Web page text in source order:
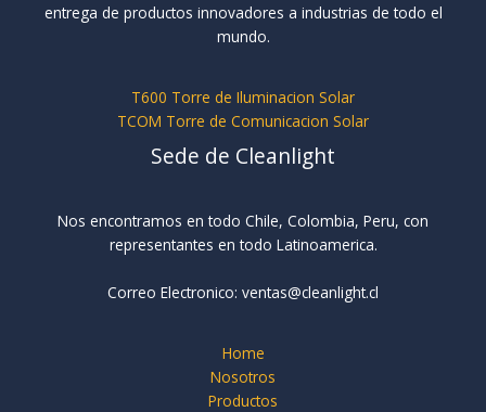
entrega de productos innovadores a industrias de todo el
mundo.
T600 Torre de Iluminacion Solar
TCOM Torre de Comunicacion Solar
Sede de Cleanlight
Nos encontramos en todo Chile, Colombia, Peru, con
representantes en todo Latinoamerica.
Correo Electronico: ventas@cleanlight.cl
Home
Nosotros
Productos